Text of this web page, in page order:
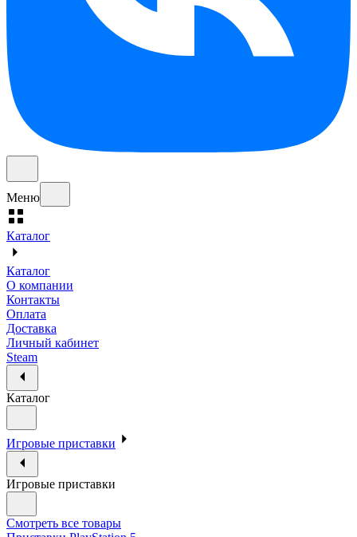
Меню
Каталог
Каталог
О компании
Контакты
Оплата
Доставка
Личный кабинет
Steam
Каталог
Игровые приставки
Игровые приставки
Смотреть все товары